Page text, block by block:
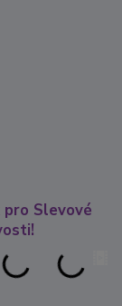
pro Slevové